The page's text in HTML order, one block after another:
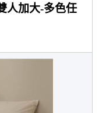
人加大-多色任